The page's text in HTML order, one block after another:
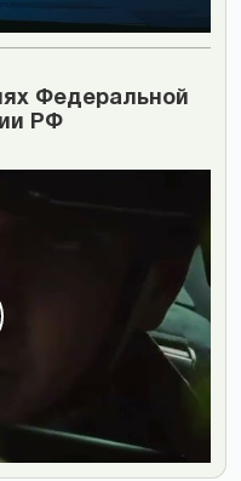
Федеральной
РФ